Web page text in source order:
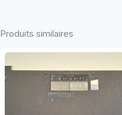
Produits similaires